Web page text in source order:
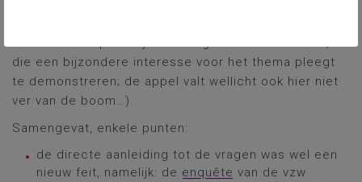
die een bijzondere interesse voor het thema pleegt
te demonstreren; de appel valt wellicht ook hier niet
ver van de boom…).
Samengevat, enkele punten:
de directe aanleiding tot de vragen was wel een
nieuw feit, namelijk: de enquête van de vzw